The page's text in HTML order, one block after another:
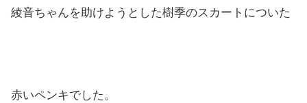
綾音ちゃんを助けようとした樹季のスカートについた
赤いペンキでした。